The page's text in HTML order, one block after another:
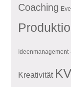
Coaching
Ideenmanagement
Kreativität